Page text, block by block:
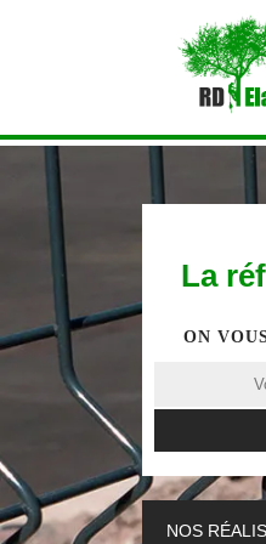
La
ON
NOS
ETÊTAGE 67